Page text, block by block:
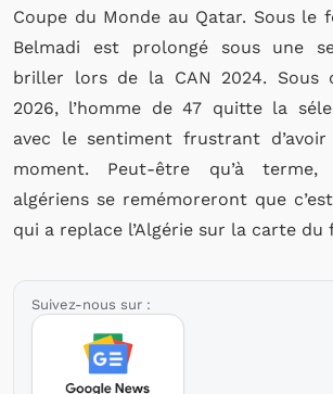
Coupe du Monde au Qatar. Sous le
Belmadi est prolongé sous une
briller lors de la CAN 2024. Sous
2026, l’homme de 47 quitte la
avec le sentiment frustrant
moment. Peut-être qu’à terme,
algériens se remémoreront que
qui a replace l’Algérie sur la carte
Suivez-nous sur :